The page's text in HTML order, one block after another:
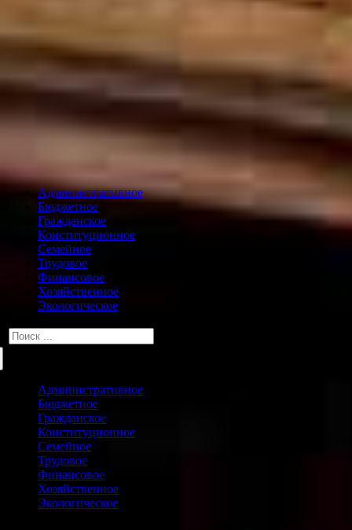
Административное
Бюджетное
Гражданское
Конституционное
Семейное
Трудовое
Финансовое
Хозяйственное
Экологическое
Искать:
Административное
Бюджетное
Гражданское
Конституционное
Семейное
Трудовое
Финансовое
Хозяйственное
Экологическое